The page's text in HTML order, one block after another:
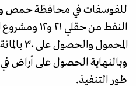
للفوسفات في محافظة حمص
النفط من
المحمول
وبالنهاية الحصول على أراض
طور التنفيذ.